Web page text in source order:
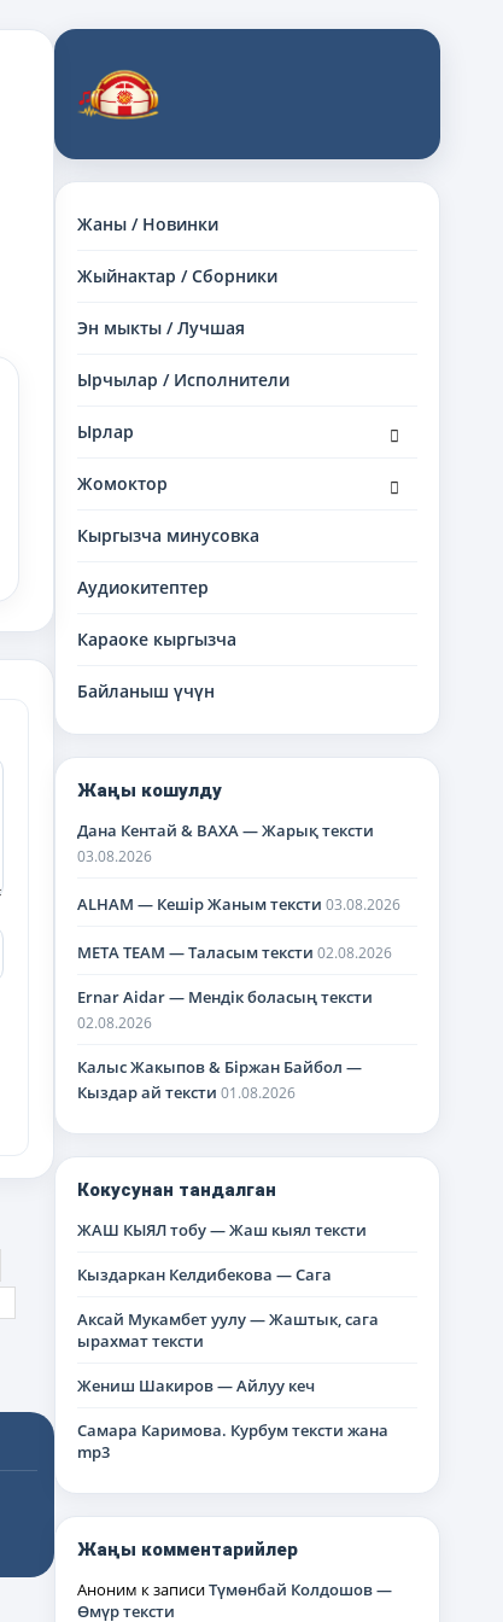
Жаны / Новинки
Жыйнактар / Сборники
Эн мыкты / Лучшая
Ырчылар / Исполнители
Ырлар
дочернее
Жомоктор
дочернее
Кыргызча минусовка
Аудиокитептер
Караоке кыргызча
Байланыш үчүн
Жаңы кошулду
Дана Кентай & BAXA — Жарық тексти
03.08.2026
ALHAM — Кешір Жаным тексти 03.08.2026
META TEAM — Таласым тексти 02.08.2026
Ernar Aidar — Мендік боласың тексти
02.08.2026
Калыс Жакыпов & Біржан Байбол —
Кыздар ай тексти 01.08.2026
Кокусунан тандалган
ЖАШ КЫЯЛ тобу — Жаш кыял тексти
Кыздаркан Келдибекова — Сага
Аксай Мукамбет уулу — Жаштык, сага
ырахмат тексти
Жениш Шакиров — Айлуу кеч
Самара Каримова. Курбум тексти жана
mp3
Жаңы комментарийлер
Аноним к записиТүмөнбай Колдошов —
Өмүр тексти